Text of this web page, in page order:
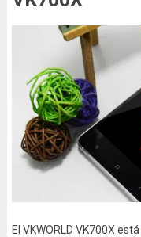
El VKWORLD VK700X está